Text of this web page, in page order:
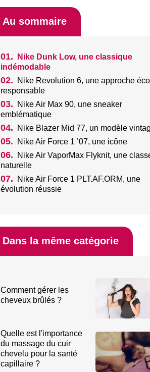
Au sommaire
01.
Nike Dunk Low, une classique
indémodable
02.
Nike Revolution 6, une approche
responsable
03.
Nike Air Max 90, une sneaker
emblématique
04. Nike Blazer Mid 77, un modèle
05. Nike Air Force 1 ’07, une icône
06.
Nike Air VaporMax Flyknit, une
naturelle
07.
Nike Air Force 1 PLT.AF.ORM, une
évolution réussie
Dans la même catégorie
Comment gérer les
cheveux brûlés ?
Quelle est l'importance
du massage du cuir
chevelu pour la santé
capillaire ?